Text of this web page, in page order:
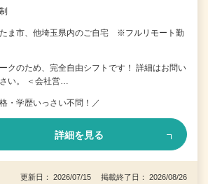
ま市、他埼玉県内のご自宅 ※フルリモート勤
クのため、完全自由シフトです！ 詳細はお問い
い。 ＜会社営…
・学歴いっさい不問！／
詳細を見る
更新日： 2026/07/15 掲載終了日： 2026/08/26